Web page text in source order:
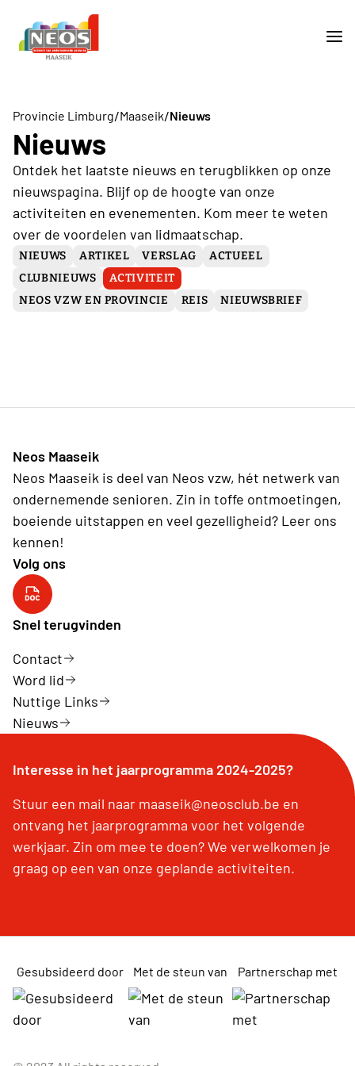
Provincie Limburg/Maaseik/Nieuws
Nieuws
Ontdek het laatste nieuws en terugblikken op onze
nieuwspagina. Blijf op de hoogte van onze
activiteiten en evenementen. Kom meer te weten
over de voordelen van lidmaatschap.
NIEUWS ARTIKEL VERSLAG
ACTUEEL
CLUBNIEUWS
ACTIVITEIT
NEOS VZW EN PROVINCIE
REIS NIEUWSBRIEF
Neos Maaseik
Neos Maaseik is deel van Neos vzw, hét netwerk van
ondernemende senioren. Zin in toffe ontmoetingen,
boeiende uitstappen en veel gezelligheid? Leer ons
kennen!
Volg ons
Neos Maaseik
Snel terugvinden
Contact
Word lid
Nuttige Links
Nieuws
Interesse in het jaarprogramma 2024-2025?
Stuur een mail naar maaseik@neosclub.be en
ontvang het jaarprogramma voor het volgende
werkjaar. Zin om mee te doen? We verwelkomen je
graag op een van onze geplande activiteiten.
Gesubsideerd door Met de steun van Partnerschap met